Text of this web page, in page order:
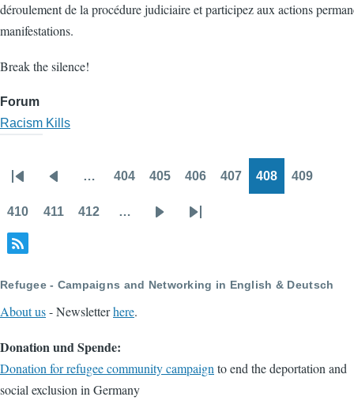
déroulement de la procédure judiciaire et participez aux actions
manifestations.
Break the silence!
Forum
Racism Kills
Pagination
First
page
Previous
page
… 404 405 406 407 408 409
410 411 412 …
Last
Refugee - Campaigns and Networking in English & Deutsch
About us- Newsletterhere.
Donation und Spende:
Donation for refugee community campaignto end the deportation and
social exclusion in Germany